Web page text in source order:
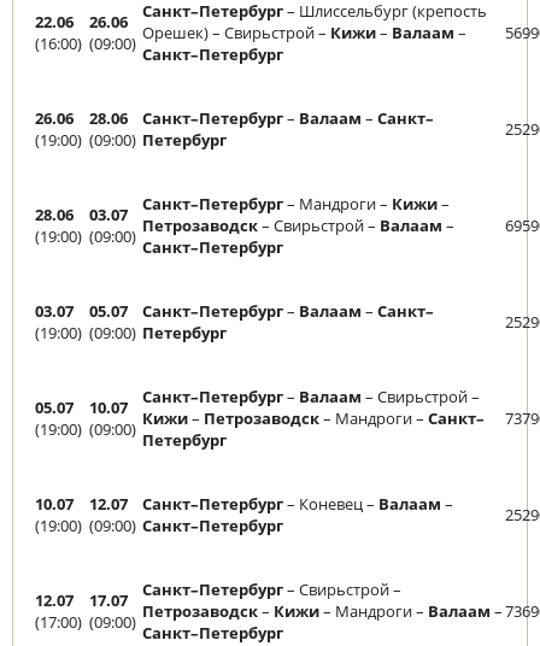
22.06
(16:00)
26.06
(09:00)
Санкт–Петербург– Шлиссельбург (крепость
Орешек) – Свирьстрой – Кижи– Валаам –
Санкт–Петербург
26.06
(19:00)
28.06
(09:00)
Санкт–Петербург– Валаам – Санкт–
Петербург
28.06
(19:00)
03.07
(09:00)
Санкт–Петербург– Мандроги – Кижи–
Петрозаводск– Свирьстрой – Валаам –
Санкт–Петербург
03.07
(19:00)
05.07
(09:00)
Санкт–Петербург– Валаам – Санкт–
Петербург
05.07
(19:00)
10.07
(09:00)
Санкт–Петербург– Валаам – Свирьстрой –
Кижи– Петрозаводск– Мандроги – Санкт–
Петербург
10.07
(19:00)
12.07
(09:00)
Санкт–Петербург– Коневец – Валаам –
Санкт–Петербург
12.07
(17:00)
17.07
(09:00)
Санкт–Петербург– Свирьстрой –
Петрозаводск– Кижи– Мандроги – Валаам –
Санкт–Петербург